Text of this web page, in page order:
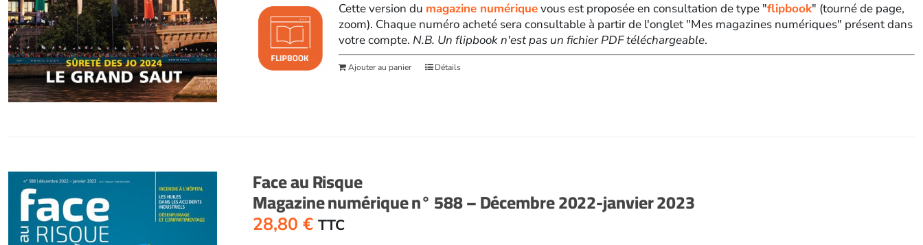
Cette version du magazine numériquevous est proposée en consultation de type "flipbook" (tourné de page,
zoom). Chaque numéro acheté sera consultable à partir de l'onglet "Mes magazines numériques" présent dans
votre compte. N.B. Un flipbook n'est pas un fichier PDF téléchargeable.
Ajouter au panier Détails
Face au Risque
Magazine numérique n° 588 – Décembre 2022-janvier 2023
28,80€ TTC